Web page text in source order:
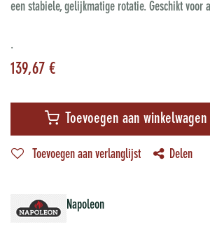
een stabiele, gelijkmatige rotatie. Geschikt voor
.
139,67 €
Toevoegen aan winkelwagen
Toevoegen aan verlanglijst Delen
Napoleon